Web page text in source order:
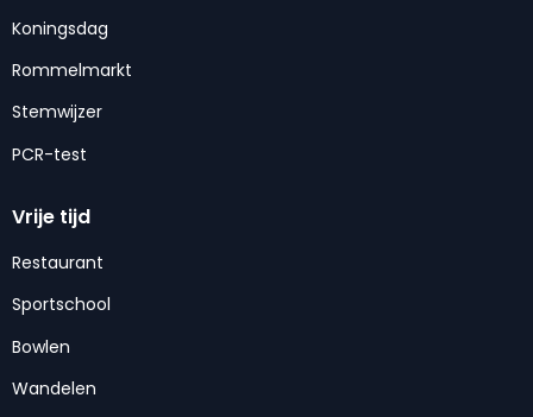
Koningsdag
Rommelmarkt
Stemwijzer
PCR-test
Vrije tijd
Restaurant
Sportschool
Bowlen
Wandelen